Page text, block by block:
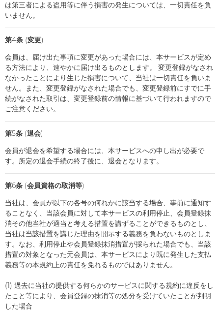
は第三者による盗用等に伴う損害の発生については、一切責任を負
いません。
第4条 (変更)
会員は、届け出た事項に変更があった場合には、本サービスが定め
る方法により、速やかに届け出るものとします。 変更登録がなされ
なかったことにより生じた損害について、当社は一切責任を負いま
せん。また、変更登録がなされた場合でも、変更登録前にすでに手
続がなされた取引は、変更登録前の情報に基づいて行われますので
ご注意ください。
第5条 (退会)
会員が退会を希望する場合には、本サービスへの申し出が必要で
す。所定の退会手続の終了後に、退会となります。
第6条 (会員資格の取消等)
当社は、会員が以下の各号の何れかに該当する場合、事前に通知す
ることなく、当該会員に対して本サービスの利用停止、会員登録抹
消その他当社が適当と考える措置を講ずることができるものとし、
当社は当該措置を講じた理由を開示する義務を負わないものとしま
す。なお、利用停止や会員登録抹消措置が採られた場合でも、当該
措置の対象となった元会員は、本サービスにより既に発生した支払
義務等の本規約上の責任を免れるものではありません。
(1) 過去に当社の提供する何らかのサービスに関する規約に違反をし
たこと等により、会員登録の抹消等の処分を受けていたことが判明
した場合